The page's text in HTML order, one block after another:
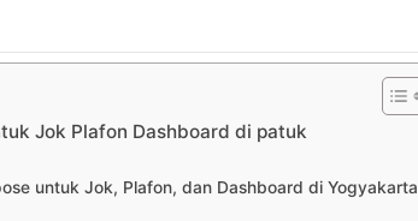
Jok Plafon Dashboard di patuk
untuk Jok, Plafon, dan Dashboard di Yogyakarta